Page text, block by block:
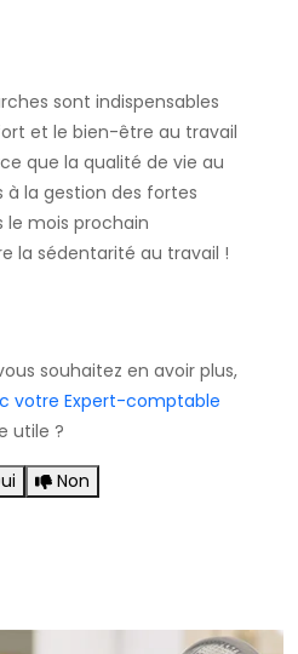
sont indispensables
et le bien-être au travail
que la qualité de vie au
à la gestion des fortes
le mois prochain
la sédentarité au travail !
souhaitez en avoir plus,
votre Expert-comptable
utile ?
Non